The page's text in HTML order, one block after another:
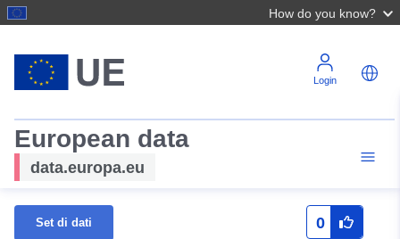
How do you know?
Login
European data
data.europa.eu
Set di dati 0